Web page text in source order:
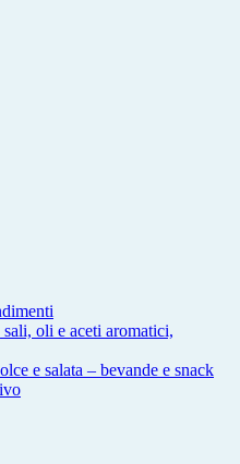
posto a tavola
sali, oli e aceti aromatici,
e salata – bevande e snack